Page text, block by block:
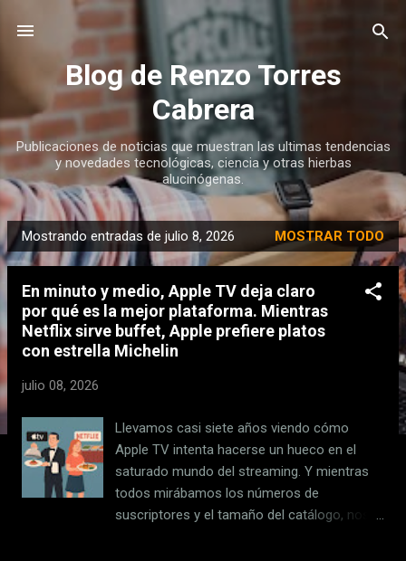
Ir al contenido principal
Blog de Renzo Torres
Cabrera
Publicaciones de noticias que muestran las ultimas tendencias
y novedades tecnológicas, ciencia y otras hierbas
alucinógenas.
E
n
Mostrando entradas de julio 8, 2026 MOSTRAR TODO
En minuto y medio, Apple TV deja claro
por qué es la mejor plataforma. Mientras
Netflix sirve buffet, Apple prefiere platos
con estrella Michelin
julio 08, 2026
Llevamos casi siete años viendo cómo
Apple TV intenta hacerse un hueco en el
saturado mundo del streaming. Y mientras
todos mirábamos los números de
suscriptores y el tamaño del catálogo, nos